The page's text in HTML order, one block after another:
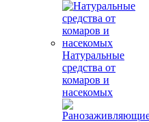
Натуральные
средства от
комаров и
насекомых